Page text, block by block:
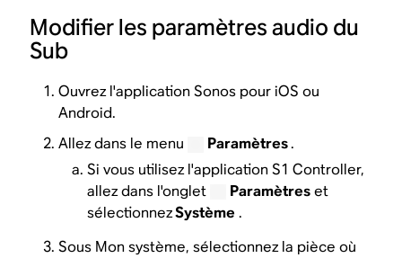
Modifier les paramètres audio du
Sub
Ouvrez l'application Sonos pour iOS ou
Android.
Allez dans le menu
Paramètres.
Si vous utilisez l'application S1 Controller,
allez dans l'onglet
Paramètreset
sélectionnezSystème .
Sous Mon système, sélectionnez la pièce où